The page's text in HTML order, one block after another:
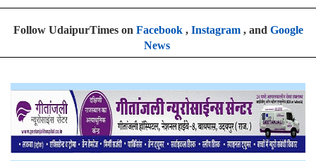
Follow UdaipurTimes on Facebook, Instagram, and Google
News